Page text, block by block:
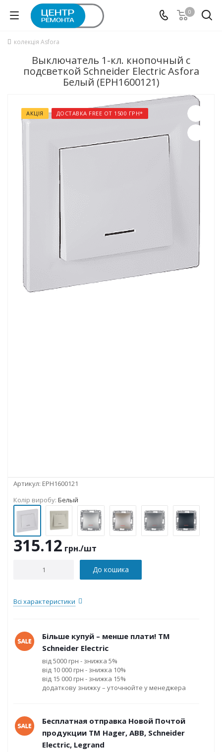
0
колекція Asfora
Выключатель 1-кл. кнопочный с
подсветкой Schneider Electric Asfora
Белый (EPH1600121)
АКЦІЯ ДОСТАВКА FREE ОТ 1500 ГРН*
Артикул: EPH1600121
Колір виробу: Белый
315.12 грн./шт
До кошика
Всі характеристики
Більше купуй – менше плати! ТМ
Schneider Electric
від 5000 грн - знижка 5%
від 10 000 грн - знижка 10%
від 15 000 грн - знижка 15%
додаткову знижку – уточнюйте у менеджера
Бесплатная отправка Новой Почтой
продукции ТМ Hager, ABB, Schneider
Electric, Legrand